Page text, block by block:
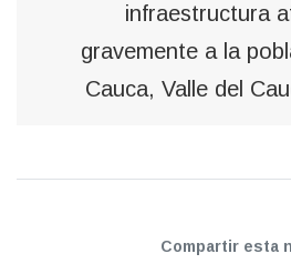
infraestructura
gravemente a la
Cauca, Valle del
Compartir esta